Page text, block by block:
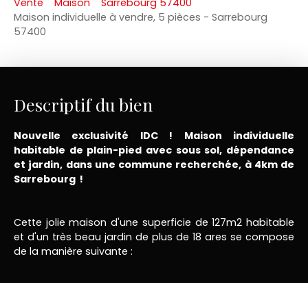
Vente Maison
Sarrebourg 57400
Maison individuelle à vendre, 5 pièces - Sarrebourg
57400
Descriptif du bien
Nouvelle exclusivité IDC ! Maison individuelle
habitable de plain-pied avec sous sol, dépendance
et jardin, dans une commune recherchée, à 4km de
Sarrebourg !
Cette jolie maison d'une superficie de 127m2 habitable
et d'un très beau jardin de plus de 18 ares se compose
de la manière suivante :